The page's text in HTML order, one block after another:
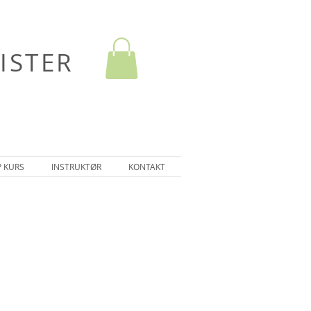
KURS INSTRUKTØR KONTAKT